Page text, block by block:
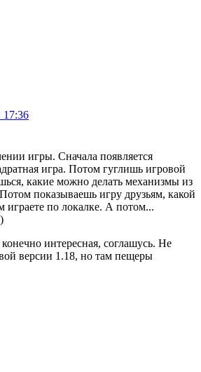
17:36
игры. Сначала появляется
игра. Потом гуглишь игровой
какие можно делать механизмы из
показываешь игру друзьям, какой
играете по локалке. А потом...
интересная, соглашусь. Не
версии 1.18, но там пещеры